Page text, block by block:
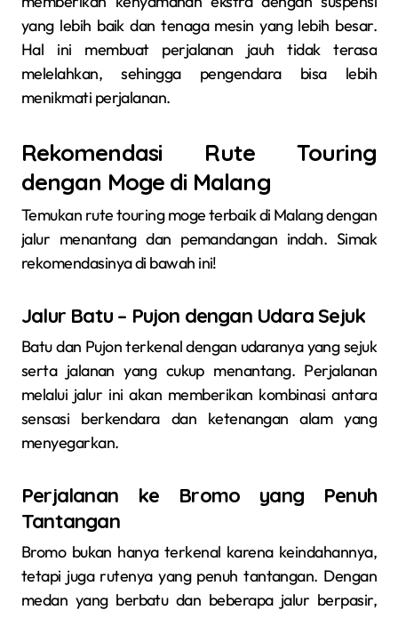
yang lebih baik dan tenaga mesin yang lebih besar.
Hal ini membuat perjalanan jauh tidak terasa
melelahkan, sehingga pengendara bisa lebih
menikmati perjalanan.
Rekomendasi Rute Touring
dengan Moge di Malang
Temukan rute touring moge terbaik di Malang dengan
jalur menantang dan pemandangan indah. Simak
rekomendasinya di bawah ini!
Jalur Batu – Pujon dengan Udara Sejuk
Batu dan Pujon terkenal dengan udaranya yang sejuk
serta jalanan yang cukup menantang. Perjalanan
melalui jalur ini akan memberikan kombinasi antara
sensasi berkendara dan ketenangan alam yang
menyegarkan.
Perjalanan ke Bromo yang Penuh
Tantangan
Bromo bukan hanya terkenal karena keindahannya,
tetapi juga rutenya yang penuh tantangan. Dengan
medan yang berbatu dan beberapa jalur berpasir,